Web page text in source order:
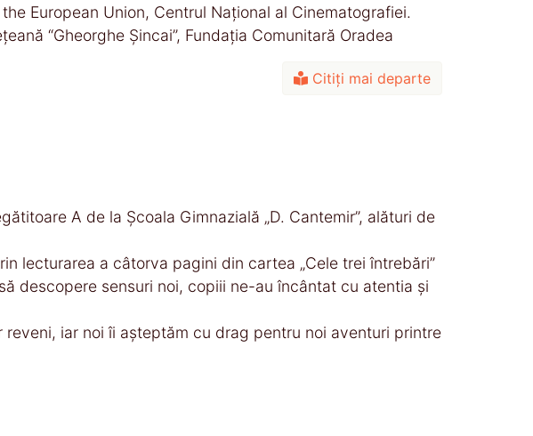
European Union, Centrul Național al Cinematografiei.
“Gheorghe Șincai”, Fundația Comunitară Oradea
Citiți mai departe
A de la Școala Gimnazială „D. Cantemir”, alături de
lecturarea a câtorva pagini din cartea „Cele trei întrebări”
descopere sensuri noi, copiii ne-au încântat cu atentia și
iar noi îi așteptăm cu drag pentru noi aventuri printre